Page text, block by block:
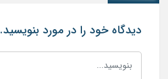
دیدگاه خود را در مورد بنویسید.